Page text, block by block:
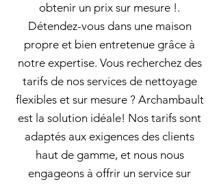
obtenir un prix sur mesure !.
Détendez-vous dans une maison
propre et bien entretenue grâce à
notre expertise. Vous recherchez des
tarifs de nos services de nettoyage
flexibles et sur mesure ? Archambault
est la solution idéale! Nos tarifs sont
adaptés aux exigences des clients
haut de gamme, et nous nous
engageons à offrir un service sur